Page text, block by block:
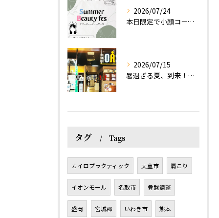
2026/07/24
本日限定で小顔コース体験(ワンコイン)実施します！
2026/07/15
暑過ぎる夏、到来！だるさを感じる方は、結構不足！？
タグ Tags
カイロプラクティック 天童市 肩こり
イオンモール 名取市 骨盤調整
盛岡 宮城郡 いわき市 熊本